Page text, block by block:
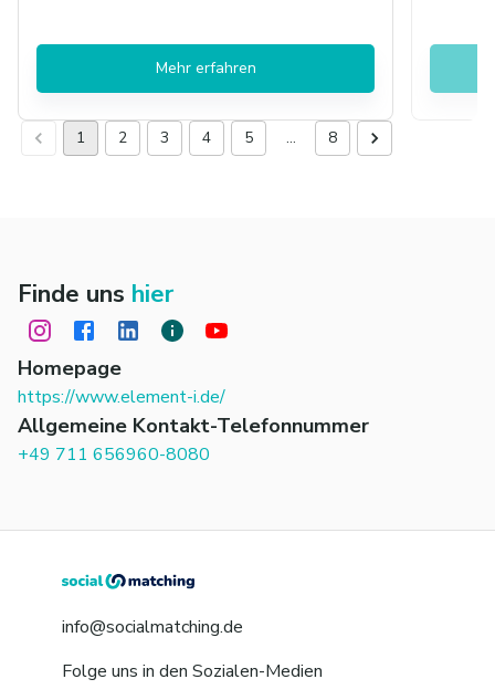
Mehr erfahren
1 2 3 4 5 … 8
Finde uns hier
Homepage
https://www.element-i.de/
Allgemeine Kontakt-Telefonnummer
+49 711 656960-8080
info@socialmatching.de
Folge uns in den Sozialen-Medien